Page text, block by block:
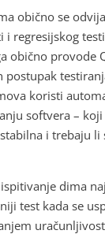
obično se
i regresijskog
obično provode
postupak
koristi
softvera –
i trebaju
dima
test kada se